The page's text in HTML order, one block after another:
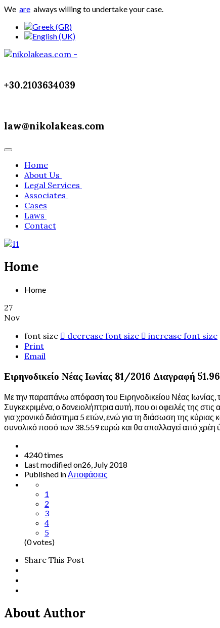
We are always willing to undertake your case.
+30.2103634039
law@nikolakeas.com
Home
About Us
Legal Services
Associates
Cases
Laws
Contact
Home
Home
27
Nov
font size
decrease font size
increase font size
Print
Email
Ειρηνοδικείο Νέας Ιωνίας 81/2016 Διαγραφή
Με την παραπάνω απόφαση του Ειρηνοδικείου Νέας Ιωνίας,
Συγκεκριμένα, ο δανειολήπτρια αυτή, που οι οφειλές της
για χρονικό διάστημα 5 ετών, ενώ για τη διάσωση της
συνολικό ποσό των 38.559 ευρώ και θα απαλλαγεί από
4240 times
Last modified on26, July 2018
Published inΑποφάσεις
1
2
3
4
5
(0 votes)
Share This Post
About Author